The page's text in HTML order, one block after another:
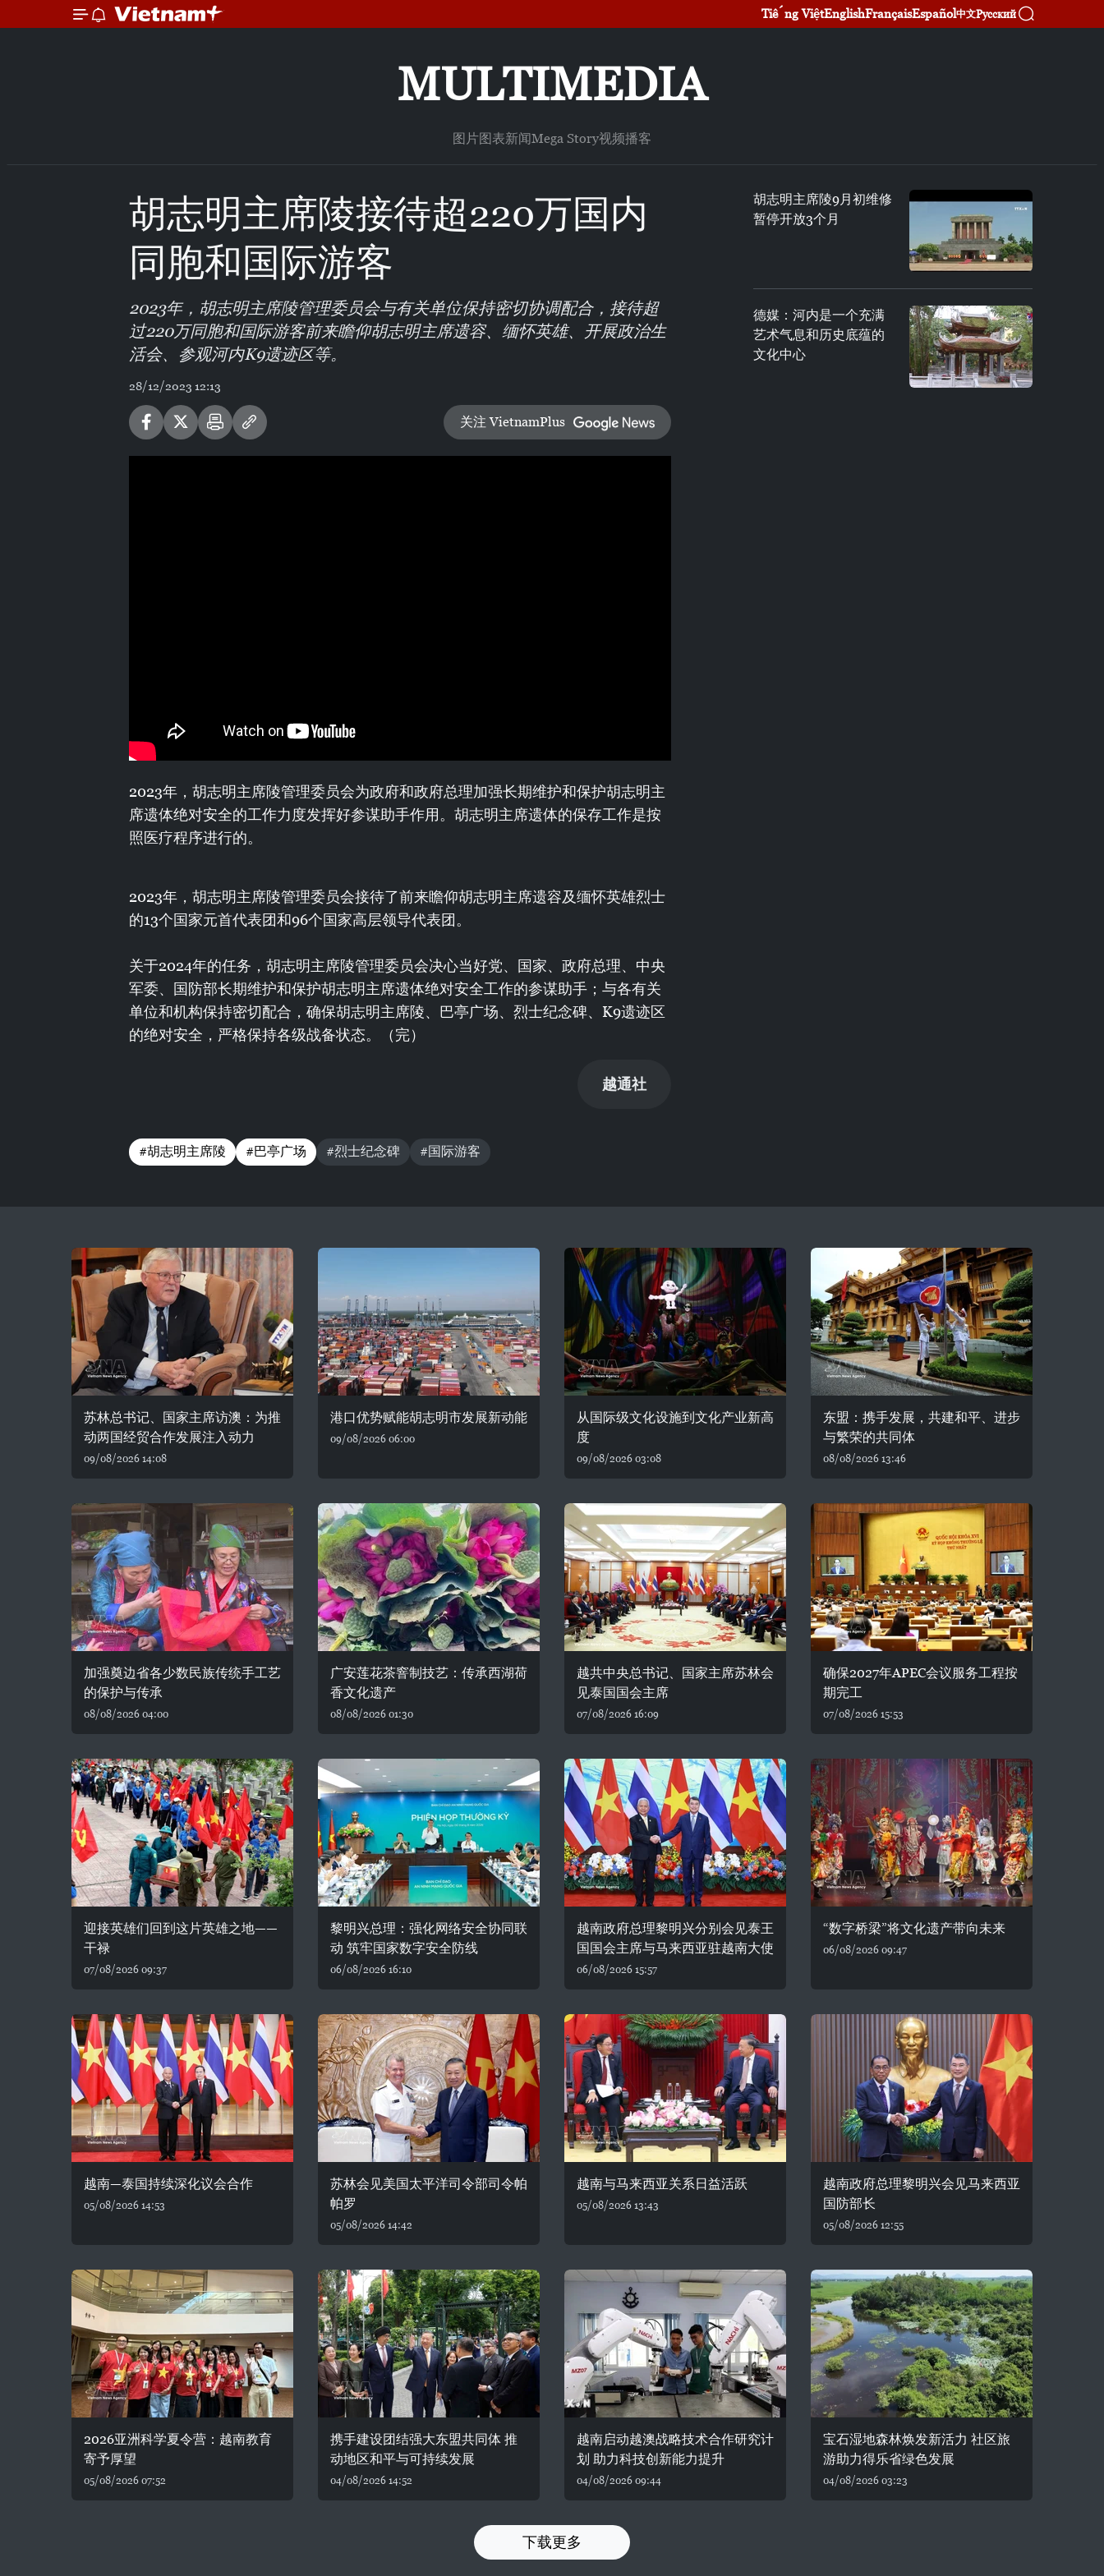
Tiếng ViệtEnglishFrançaisEspañol中文Русский
MULTIMEDIA
图片图表新闻Mega Story视频播客
胡志明主席陵接待超220万国内
同胞和国际游客
2023年，胡志明主席陵管理委员会与有关单位保持密切协调配合，接待超
过220万同胞和国际游客前来瞻仰胡志明主席遗容、缅怀英雄、开展政治生
活会、参观河内K9遗迹区等。
28/12/2023 12:13
关注 VietnamPlus
2023年，胡志明主席陵管理委员会为政府和政府总理加强长期维护和保护胡志明主
席遗体绝对安全的工作力度发挥好参谋助手作用。胡志明主席遗体的保存工作是按
照医疗程序进行的。
2023年，胡志明主席陵管理委员会接待了前来瞻仰胡志明主席遗容及缅怀英雄烈士
的13个国家元首代表团和96个国家高层领导代表团。
关于2024年的任务，胡志明主席陵管理委员会决心当好党、国家、政府总理、中央
军委、国防部长期维护和保护胡志明主席遗体绝对安全工作的参谋助手；与各有关
单位和机构保持密切配合，确保胡志明主席陵、巴亭广场、烈士纪念碑、K9遗迹区
的绝对安全，严格保持各级战备状态。（完）
越通社
#胡志明主席陵 #巴亭广场 #烈士纪念碑 #国际游客
胡志明主席陵9月初维修
暂停开放3个月
德媒：河内是一个充满
艺术气息和历史底蕴的
文化中心
苏林总书记、国家主席访澳：为推
动两国经贸合作发展注入动力
09/08/2026 14:08
港口优势赋能胡志明市发展新动能
09/08/2026 06:00
从国际级文化设施到文化产业新高
度
09/08/2026 03:08
东盟：携手发展，共建和平、进步
与繁荣的共同体
08/08/2026 13:46
加强奠边省各少数民族传统手工艺
的保护与传承
08/08/2026 04:00
广安莲花茶窨制技艺：传承西湖荷
香文化遗产
08/08/2026 01:30
越共中央总书记、国家主席苏林会
见泰国国会主席
07/08/2026 16:09
确保2027年APEC会议服务工程按
期完工
07/08/2026 15:53
迎接英雄们回到这片英雄之地——
干禄
07/08/2026 09:37
黎明兴总理：强化网络安全协同联
动 筑牢国家数字安全防线
06/08/2026 16:10
越南政府总理黎明兴分别会见泰王
国国会主席与马来西亚驻越南大使
06/08/2026 15:57
“数字桥梁”将文化遗产带向未来
06/08/2026 09:47
越南—泰国持续深化议会合作
05/08/2026 14:53
苏林会见美国太平洋司令部司令帕
帕罗
05/08/2026 14:42
越南与马来西亚关系日益活跃
05/08/2026 13:43
越南政府总理黎明兴会见马来西亚
国防部长
05/08/2026 12:55
2026亚洲科学夏令营：越南教育
寄予厚望
05/08/2026 07:52
携手建设团结强大东盟共同体 推
动地区和平与可持续发展
04/08/2026 14:52
越南启动越澳战略技术合作研究计
划 助力科技创新能力提升
04/08/2026 09:44
宝石湿地森林焕发新活力 社区旅
游助力得乐省绿色发展
04/08/2026 03:23
下载更多